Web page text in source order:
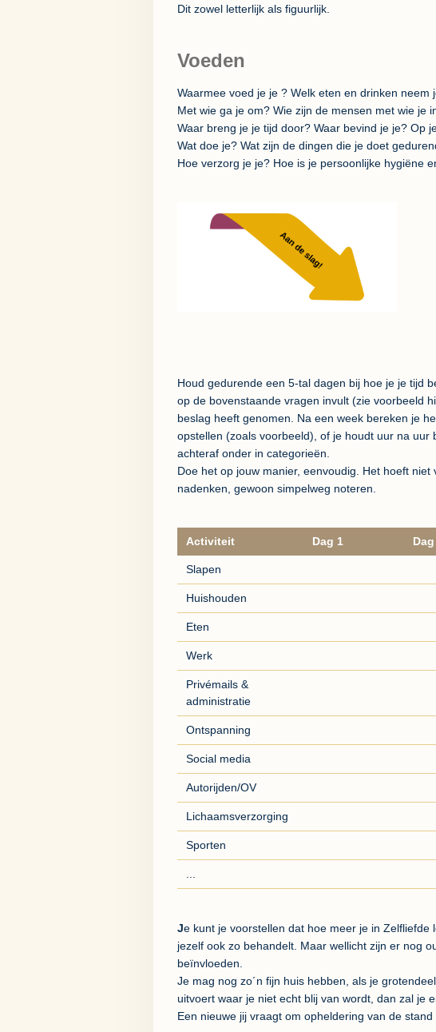
Dit zowel letterlijk als figuurlijk.
Voeden
Waarmee voed je je ? Welk eten en drinken neem
Met wie ga je om? Wie zijn de mensen met wie je
Waar breng je je tijd door? Waar bevind je je? Op
Wat doe je? Wat zijn de dingen die je doet
Hoe verzorg je je? Hoe is je persoonlijke hygiëne
Houd gedurende een 5-tal dagen bij hoe je je tijd
op de bovenstaande vragen invult (zie voorbeeld
beslag heeft genomen. Na een week bereken je
opstellen (zoals voorbeeld), of je houdt uur na
achteraf onder in categorieën.
Doe het op jouw manier, eenvoudig. Het hoeft
nadenken, gewoon simpelweg noteren.
Activiteit Dag 1 Dag
Slapen
Huishouden
Eten
Werk
Privémails &
administratie
Ontspanning
Social media
Autorijden/OV
Lichaamsverzorging
Sporten
Je kunt je voorstellen dat hoe meer je in
jezelf ook zo behandelt. Maar wellicht zijn er nog
beïnvloeden.
Je mag nog zo´n fijn huis hebben, als je
uitvoert waar je niet echt blij van wordt, dan zal je
Een nieuwe jij vraagt om opheldering van de